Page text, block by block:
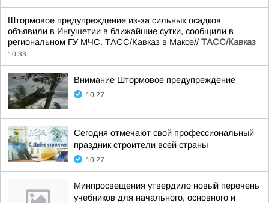
Штормовое предупреждение из-за сильных осадков
объявили в Ингушетии в ближайшие сутки, сообщили в
региональном ГУ МЧС. ТАСС/Кавказ в Максе// ТАСС/Кавказ
10:33
Внимание Штормовое предупреждение
10:27
Сегодня отмечают свой профессиональный
праздник строители всей страны
10:27
Минпросвещения утвердило новый перечень
учебников для начального, основного и